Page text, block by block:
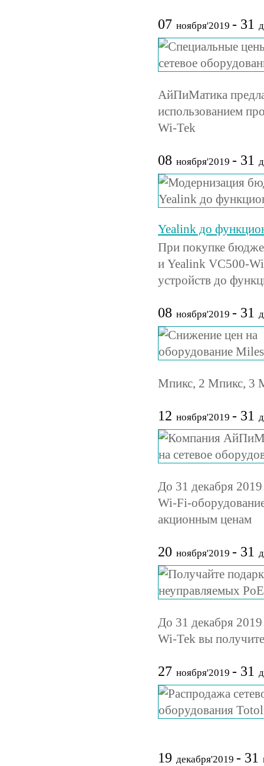
07 ноября'2019 - 31
АйПиМатика
использованием
Wi-Tek
08 ноября'2019 - 31
Yealink до
При покупке
и Yealink VC500-
устройств до
08 ноября'2019 - 31
Мпикс, 2 Мпикс, 3
12 ноября'2019 - 31
До 31 декабря
Wi-Fi-
акционным ценам
20 ноября'2019 - 31
До 31 декабря
Wi-Tek вы
27 ноября'2019 - 31
19 декабря'2019 - 31